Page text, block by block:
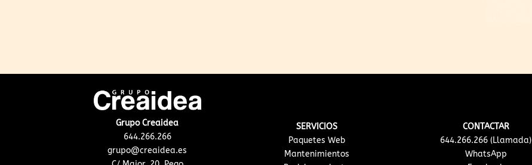
Grupo Creaidea
644.266.266
grupo@creaidea.es
SERVICIOS
Paquetes Web
Mantenimientos
CONTACTAR
644.266.266 (Llamada)
WhatsApp